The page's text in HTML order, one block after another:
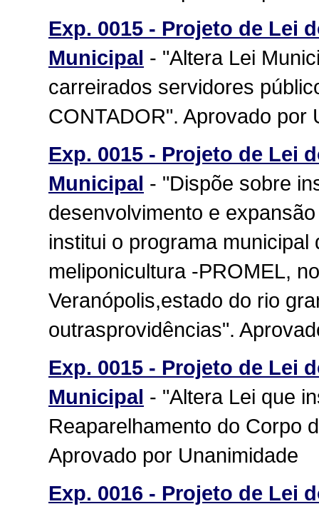
Exp. 0015 - Projeto de Lei
Municipal - "Altera Lei
carreirados servidores
CONTADOR". Aprovado por
Exp. 0015 - Projeto de Lei
Municipal - "Dispõe sobre
desenvolvimento e
institui o programa
meliponicultura -PROMEL,
Veranópolis,estado do rio
outrasprovidências".
Exp. 0015 - Projeto de Lei
Municipal - "Altera Lei que
Reaparelhamento do Corpo
Aprovado por Unanimidade
Exp. 0016 - Projeto de Lei